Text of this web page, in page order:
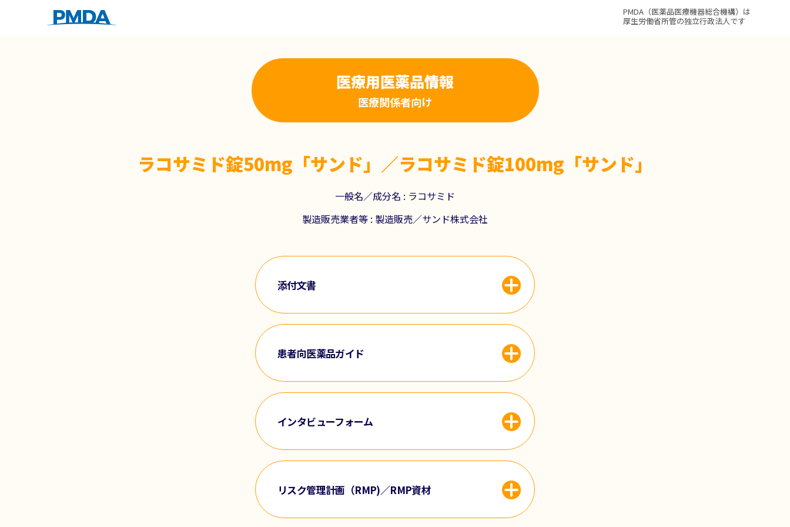
PMDA（医薬品医療機器総合機構）は
厚生労働省所管の独立行政法人です
医療用医薬品情報
医療関係者向け
ラコサミド錠50mg「サンド」／ラコサミド錠100mg「サンド」
一般名／成分名 : ラコサミド
製造販売業者等 : 製造販売／サンド株式会社
添付文書
患者向医薬品ガイド
インタビューフォーム
リスク管理計画（RMP)／RMP資材